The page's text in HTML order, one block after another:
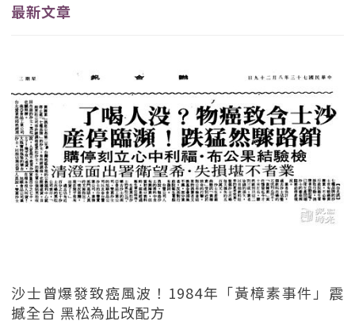
最新文章
沙士曾爆發致癌風波！1984年「黃樟素事件」震
撼全台 黑松為此改配方